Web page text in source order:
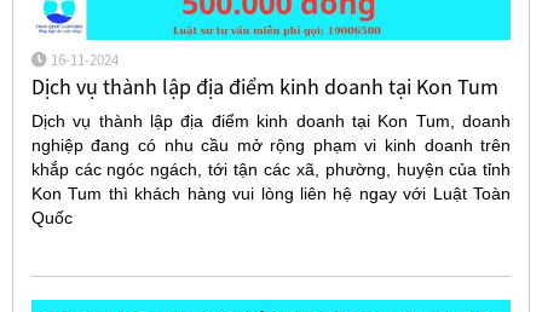
16-11-2024
Dịch vụ thành lập địa điểm kinh doanh tại Kon Tum
Dịch vụ thành lập địa điểm kinh doanh tại Kon Tum, doanh
nghiệp đang có nhu cầu mở rộng phạm vi kinh doanh trên
khắp các ngóc ngách, tới tận các xã, phường, huyện của tỉnh
Kon Tum thì khách hàng vui lòng liên hệ ngay với Luật Toàn
Quốc